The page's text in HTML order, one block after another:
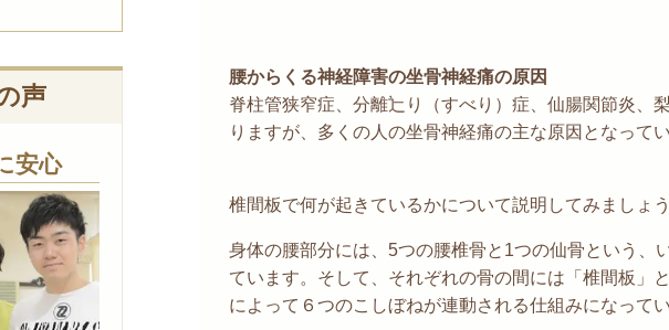
腰からくる神経障害の坐骨神経痛の原因
脊柱管狭窄症、分離辷り（すべり）症、仙腸関節炎、
りますが、多くの人の坐骨神経痛の主な原因となって
椎間板で何が起きているかについて説明してみましょ
身体の腰部分には、5つの腰椎骨と1つの仙骨という、
ています。そして、それぞれの骨の間には 「椎間板」
によって６つのこしぼねが連動される仕組みになって
声
安心